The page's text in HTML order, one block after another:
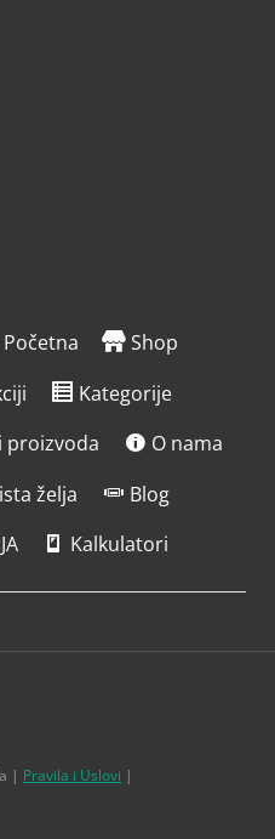
Početna
Shop
Kategorije
proizvoda
O nama
želja
Blog
Kalkulatori
| Pravila i Uslovi |